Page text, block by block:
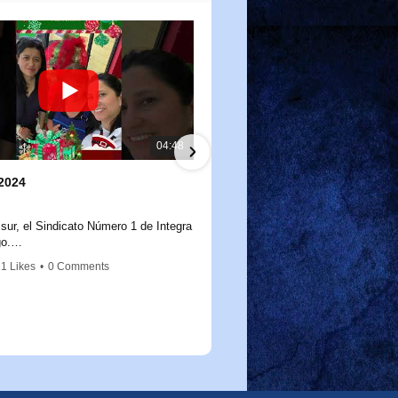
04:48
el Sindicato Número 1 de Integra
con nuestras socias y socios,
su trabajo marca la diferencia.
1 Likes • 0 Comments
Salidas a terreno mes de
11/26/2024
Salidas a terreno mes de
3 Views • 0 Likes • 0 Comments